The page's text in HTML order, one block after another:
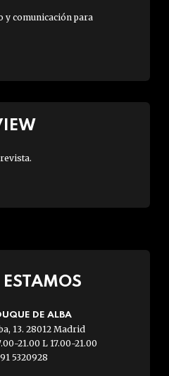
y comunicación para
ESTAMOS
DE ALBA
13. 28012 Madrid
21.00 L 17.00-21.00
5320928